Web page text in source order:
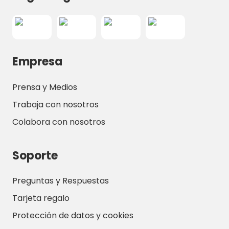
Empresa
Prensa y Medios
Trabaja con nosotros
Colabora con nosotros
Soporte
Preguntas y Respuestas
Tarjeta regalo
Protección de datos y cookies